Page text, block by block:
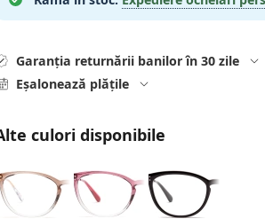
Garanția returnării banilor în 30 zile
Eșalonează plățile
culori disponibile